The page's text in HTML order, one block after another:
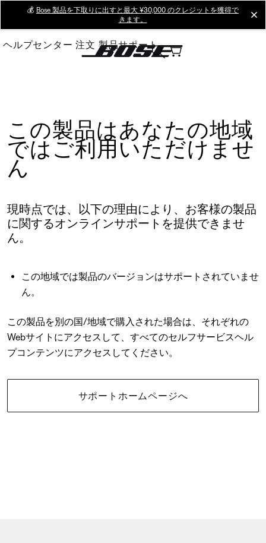
Main
💰 Bose 製品を下取りに出すと最大 ¥30,000 のクレジットを獲得で
きます。
ヘルプセンター 注文 製品サポート
この製品はあなたの地域
ではご利用いただけませ
ん
現時点では、以下の理由により、お客様の製品
に関するオンラインサポートを提供できませ
ん。
この地域では製品のバージョンはサポートされていませ
ん。
この製品を別の国/地域で購入された場合は、それぞれの
Webサイトにアクセスして、すべてのセルフサービスヘル
プコンテンツにアクセスしてください。
サポートホームページへ